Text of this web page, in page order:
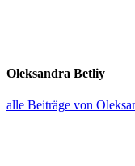
Oleksandra Betliy
alle Beiträge von